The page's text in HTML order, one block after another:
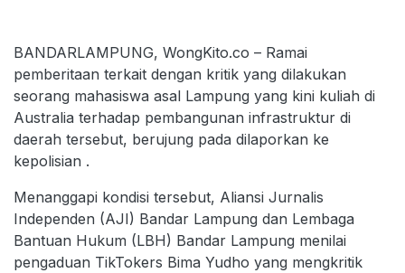
BANDARLAMPUNG, WongKito.co – Ramai
pemberitaan terkait dengan kritik yang dilakukan
seorang mahasiswa asal Lampung yang kini kuliah di
Australia terhadap pembangunan infrastruktur di
daerah tersebut, berujung pada dilaporkan ke
kepolisian .
Menanggapi kondisi tersebut, Aliansi Jurnalis
Independen (AJI) Bandar Lampung dan Lembaga
Bantuan Hukum (LBH) Bandar Lampung menilai
pengaduan TikTokers Bima Yudho yang mengkritik